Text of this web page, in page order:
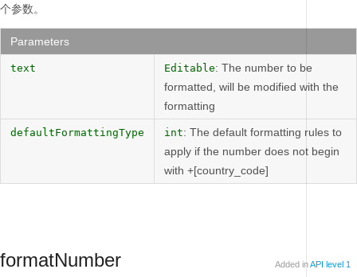
个参数。
Parameters
text Editable: The number to be
formatted, will be modified with the
formatting
defaultFormattingType int: The default formatting rules to
apply if the number does not begin
with +[country_code]
formatNumber Added inAPI level 1